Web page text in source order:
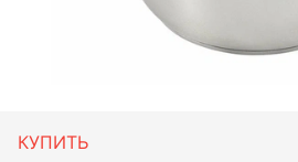
КУПИТЬ